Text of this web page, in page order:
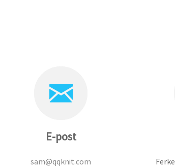
E-post
sam@qqknit.com